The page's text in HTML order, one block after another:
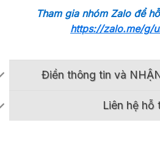
Tham gia nhóm Zalo để
https://zalo.me/g/
Điền thông tin và
Liên hệ hỗ